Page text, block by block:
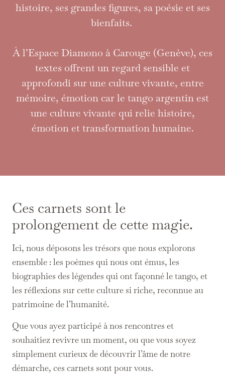
histoire, ses grandes figures, sa poésie et ses
bienfaits.
À l’Espace Diamono à Carouge (Genève), ces
textes offrent un regard sensible et
approfondi sur une culture vivante, entre
mémoire, émotion car le tango argentin est
une culture vivante qui relie histoire,
émotion et transformation humaine.
Ces carnets sont le
prolongement de cette magie.
Ici, nous déposons les trésors que nous explorons
ensemble : les poèmes qui nous ont émus, les
biographies des légendes qui ont façonné le tango, et
les réflexions sur cette culture si riche, reconnue au
patrimoine de l’humanité.
Que vous ayez participé à nos rencontres et
souhaitiez revivre un moment, ou que vous soyez
simplement curieux de découvrir l’âme de notre
démarche, ces carnets sont pour vous.